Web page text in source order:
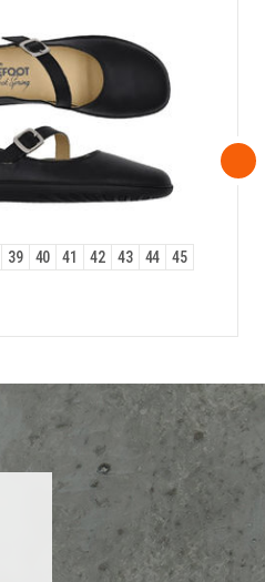
39 40 41 42 43 44 45